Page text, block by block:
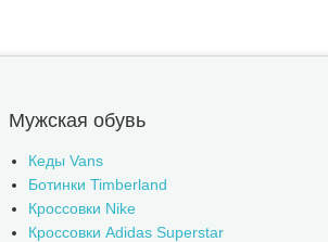
Мужская обувь
Кеды Vans
Ботинки Timberland
Кроссовки Nike
Кроссовки Adidas Superstar